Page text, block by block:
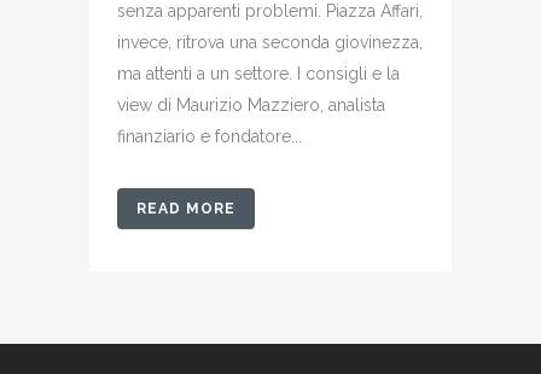
senza apparenti problemi. Piazza Affari,
invece, ritrova una seconda giovinezza,
ma attenti a un settore. I consigli e la
view di Maurizio Mazziero, analista
finanziario e fondatore...
READ MORE